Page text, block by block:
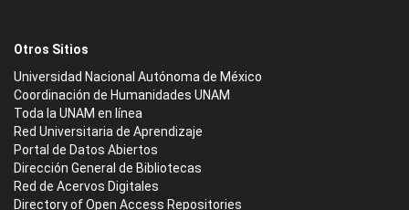
Otros Sitios
Universidad Nacional Autónoma de México
Coordinación de Humanidades UNAM
Toda la UNAM en línea
Red Universitaria de Aprendizaje
Portal de Datos Abiertos
Dirección General de Bibliotecas
Red de Acervos Digitales
Directory of Open Access Repositories